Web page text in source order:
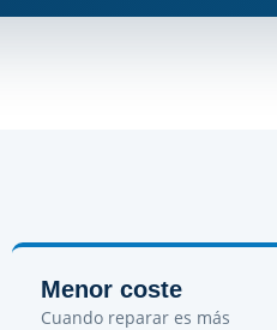
Menor coste
Cuando reparar es más